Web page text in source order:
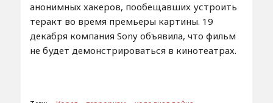
анонимных хакеров, пообещавших устроить
теракт во время премьеры картины. 19
декабря компания Sony объявила, что фильм
не будет демонстрироваться в кинотеатрах.